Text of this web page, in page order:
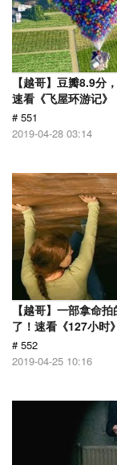
【越哥】豆瓣8.9分
速看《飞屋环游记》
# 551
2019-04-28 03:14
【越哥】一部拿命
了！速看《127小时》
# 552
2019-04-25 10:16